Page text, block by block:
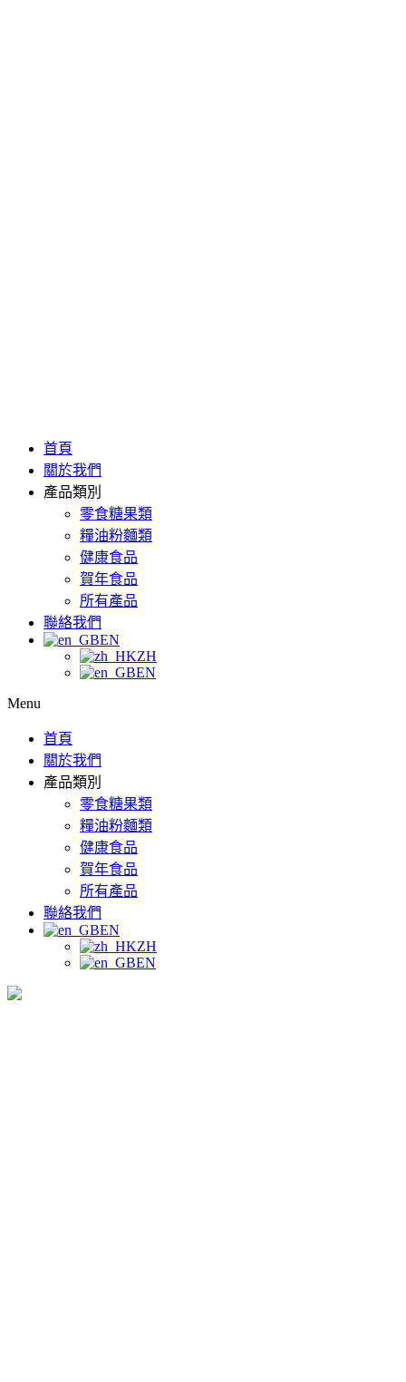
首頁
關於我們
產品類別
零食糖果類
糧油粉麵類
健康食品
賀年食品
所有產品
聯絡我們
EN
ZH
EN
Menu
首頁
關於我們
產品類別
零食糖果類
糧油粉麵類
健康食品
賀年食品
所有產品
聯絡我們
EN
ZH
EN